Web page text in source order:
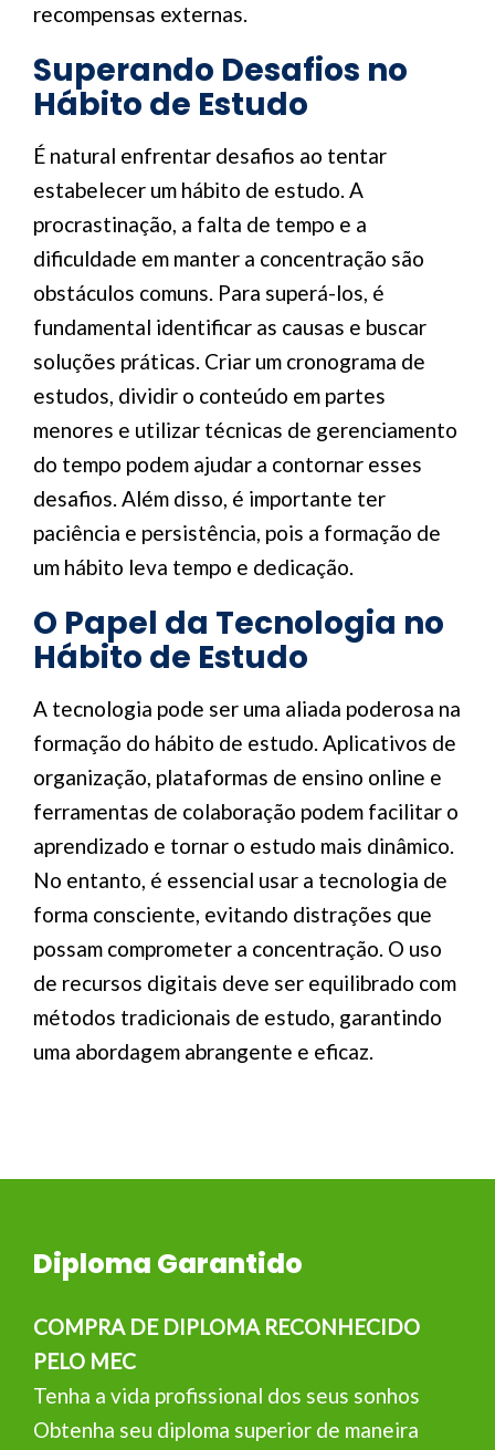
recompensas externas.
Superando Desafios no
Hábito de Estudo
É natural enfrentar desafios ao tentar
estabelecer um hábito de estudo. A
procrastinação, a falta de tempo e a
dificuldade em manter a concentração são
obstáculos comuns. Para superá-los, é
fundamental identificar as causas e buscar
soluções práticas. Criar um cronograma de
estudos, dividir o conteúdo em partes
menores e utilizar técnicas de gerenciamento
do tempo podem ajudar a contornar esses
desafios. Além disso, é importante ter
paciência e persistência, pois a formação de
um hábito leva tempo e dedicação.
O Papel da Tecnologia no
Hábito de Estudo
A tecnologia pode ser uma aliada poderosa na
formação do hábito de estudo. Aplicativos de
organização, plataformas de ensino online e
ferramentas de colaboração podem facilitar o
aprendizado e tornar o estudo mais dinâmico.
No entanto, é essencial usar a tecnologia de
forma consciente, evitando distrações que
possam comprometer a concentração. O uso
de recursos digitais deve ser equilibrado com
métodos tradicionais de estudo, garantindo
uma abordagem abrangente e eficaz.
Diploma Garantido
COMPRA DE DIPLOMA RECONHECIDO
PELO MEC
Tenha a vida profissional dos seus sonhos
Obtenha seu diploma superior de maneira